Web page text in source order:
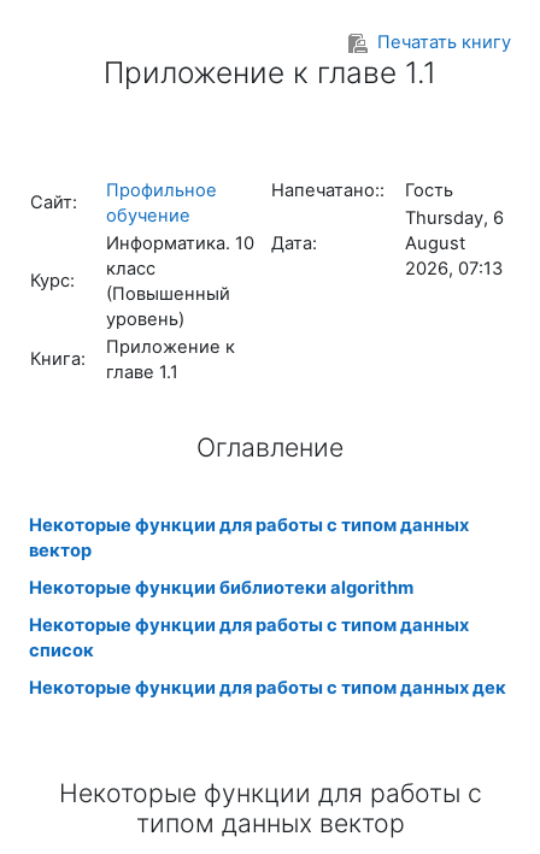
Печатать книгу
Приложение к главе 1.1
Сайт:
Профильное
обучение
Курс:
Информатика. 10
класс
(Повышенный
уровень)
Книга:
Приложение к
главе 1.1
Напечатано:: Гость
Дата:
Thursday, 6
August
2026, 07:13
Оглавление
Некоторые функции для работы с типом данных
вектор
Некоторые функции библиотеки algorithm
Некоторые функции для работы с типом данных
список
Некоторые функции для работы с типом данных дек
Некоторые функции для работы с
типом данных вектор